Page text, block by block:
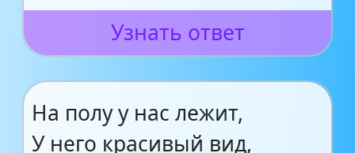
Узнать ответ
На полу у нас лежит,
У него красивый вид,